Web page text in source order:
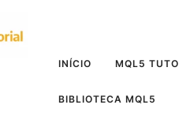
INÍCIO MQL5
BIBLIOTECA MQL5